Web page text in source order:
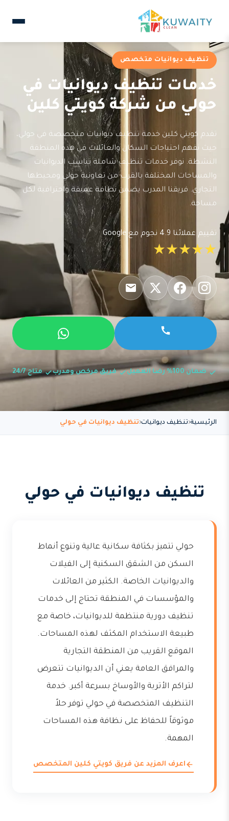
تنظيف ديوانيات متخصص
خدمات تنظيف ديوانيات في
حولي من شركة كويتي كلين
تقدم كويتي كلين خدمة تنظيف ديوانيات متخصصة في حولي،
حيث نفهم احتياجات السكان والعائلات في هذه المنطقة
النشطة. نوفر خدمات تنظيف شاملة تناسب الديوانيات
والمساحات المختلفة بالقرب من تعاونية حولي ومحيطها
التجاري. فريقنا المدرب يضمن نظافة عميقة واحترافية لكل
مساحة.
تقييم عملائنا 4.9 نجوم مع Google
★★★★★
ضمان 100% رضا العميل فريق مرخص ومدرب متاح 24/7
الرئيسية تنظيف ديوانيات تنظيف ديوانيات في حولي
تنظيف ديوانيات في حولي
حولي تتميز بكثافة سكانية عالية وتنوع أنماط
السكن من الشقق السكنية إلى الفيلات
والديوانيات الخاصة. الكثير من العائلات
والمؤسسات في المنطقة تحتاج إلى خدمات
تنظيف دورية منتظمة للديوانيات، خاصة مع
طبيعة الاستخدام المكثف لهذه المساحات.
الموقع القريب من المنطقة التجارية
والمرافق العامة يعني أن الديوانيات تتعرض
لتراكم الأتربة والأوساخ بسرعة أكبر. خدمة
التنظيف المتخصصة في حولي توفر حلاً
موثوقاً للحفاظ على نظافة هذه المساحات
المهمة.
اعرف المزيد عن فريق كويتي كلين المتخصص